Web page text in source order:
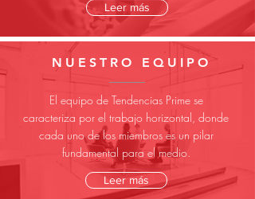
Leer más
NUESTRO EQUIPO
El equipo de Tendencias Prime se
caracteriza por el trabajo horizontal, donde
cada uno de los miembros es un pilar
fundamental para el medio.
Leer más